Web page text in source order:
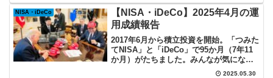
NISA・iDeCo
【NISA・iDeCo】2025年4月の運
用成績報告
2017年6月から積立投資を開始。「つみた
てNISA」と「iDeCo」で95か月（7年11
か月）がたちました。みんなが気になる
インデックス投資の実際を記録していま
2025.05.30